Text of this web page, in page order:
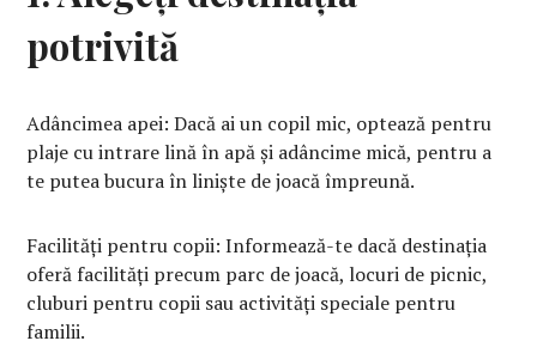
potrivită
Adâncimea apei: Dacă ai un copil mic, optează pentru
plaje cu intrare lină în apă și adâncime mică, pentru a
te putea bucura în liniște de joacă împreună.
Facilități pentru copii: Informează-te dacă destinația
oferă facilități precum parc de joacă, locuri de picnic,
cluburi pentru copii sau activități speciale pentru
familii.